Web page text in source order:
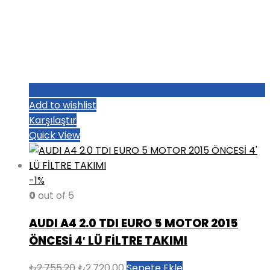
Add to wishlist
Karşılaştır
Quick View
-1%
0 out of 5
AUDI A4 2.0 TDI EURO 5 MOTOR 2015
ÖNCESİ 4′ LÜ FİLTRE TAKIMI